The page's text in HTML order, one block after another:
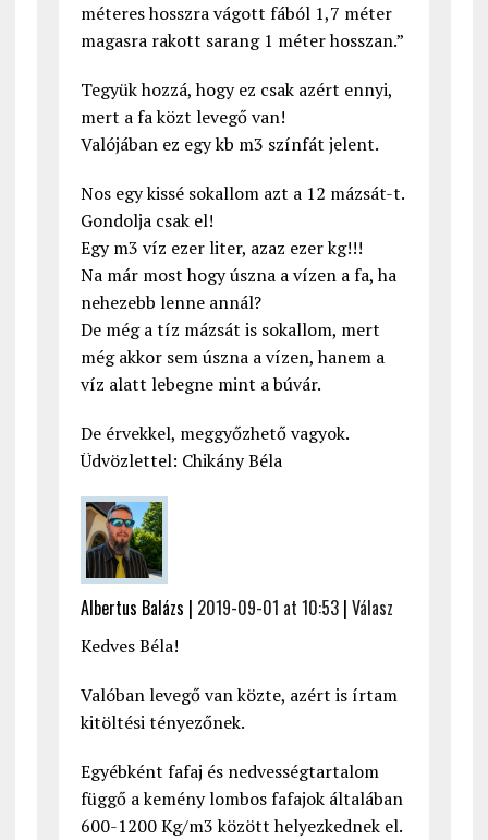
méteres hosszra vágott fából 1,7 méter
magasra rakott sarang 1 méter hosszan.”
Tegyük hozzá, hogy ez csak azért ennyi,
mert a fa közt levegő van!
Valójában ez egy kb m3 színfát jelent.
Nos egy kissé sokallom azt a 12 mázsát-t.
Gondolja csak el!
Egy m3 víz ezer liter, azaz ezer kg!!!
Na már most hogy úszna a vízen a fa, ha
nehezebb lenne annál?
De még a tíz mázsát is sokallom, mert
még akkor sem úszna a vízen, hanem a
víz alatt lebegne mint a búvár.
De érvekkel, meggyőzhető vagyok.
Üdvözlettel: Chikány Béla
Albertus Balázs | 2019-09-01 at 10:53| Válasz
Kedves Béla!
Valóban levegő van közte, azért is írtam
kitöltési tényezőnek.
Egyébként fafaj és nedvességtartalom
függő a kemény lombos fafajok általában
600-1200 Kg/m3 között helyezkednek el.